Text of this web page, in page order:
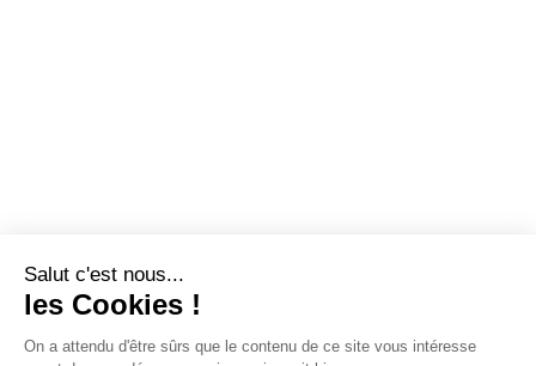
Salut c'est nous...
les Cookies !
On a attendu d'être sûrs que le contenu de ce site vous intéresse